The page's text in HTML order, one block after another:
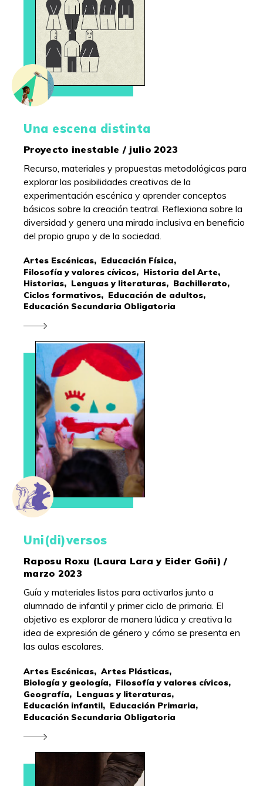
Una escena distinta
Proyecto inestable / julio 2023
Recurso, materiales y propuestas metodológicas para
explorar las posibilidades creativas de la
experimentación escénica y aprender conceptos
básicos sobre la creación teatral. Reflexiona sobre la
diversidad y genera una mirada inclusiva en beneficio
del propio grupo y de la sociedad.
Artes Escénicas, Educación Física,
Filosofía y valores cívicos, Historia del Arte,
Historias, Lenguas y literaturas, Bachillerato,
Ciclos formativos, Educación de adultos,
Educación Secundaria Obligatoria
Uni(di)versos
Raposu Roxu (Laura Lara y Eider Goñi) /
marzo 2023
Guía y materiales listos para activarlos junto a
alumnado de infantil y primer ciclo de primaria. El
objetivo es explorar de manera lúdica y creativa la
idea de expresión de género y cómo se presenta en
las aulas escolares.
Artes Escénicas, Artes Plásticas,
Biología y geología, Filosofía y valores cívicos,
Geografía, Lenguas y literaturas,
Educación infantil, Educación Primaria,
Educación Secundaria Obligatoria